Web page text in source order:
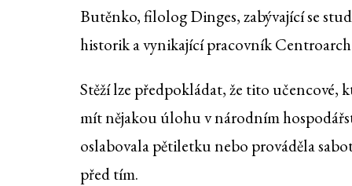
Butěnko, filolog Dinges, zabývající se
historik a vynikající pracovník
Stěží lze předpokládat, že tito
mít nějakou úlohu v národním
oslabovala pětiletku nebo prováděla
před tím.